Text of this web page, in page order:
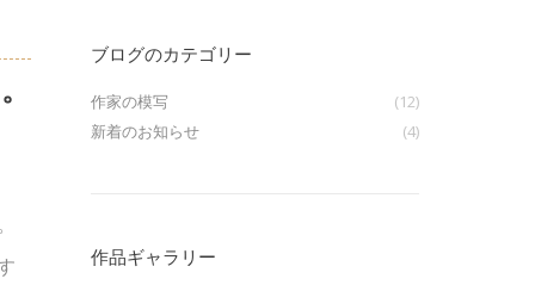
ブログのカテゴリー
作家の模写
(12)
新着のお知らせ
(4)
作品ギャラリー